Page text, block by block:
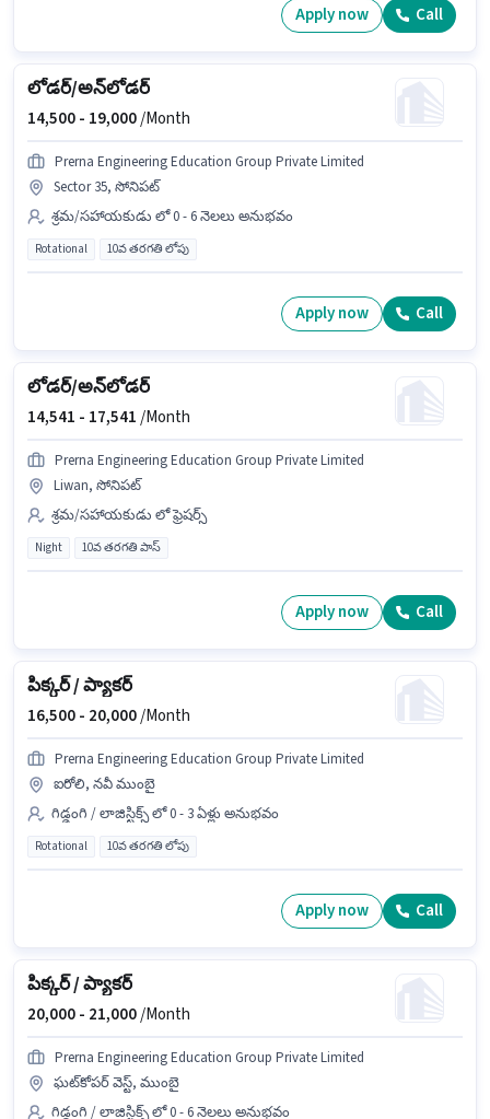
Apply now Call
లోడర్/అన్‌లోడర్
14,500 - 19,000/Month
Prerna Engineering Education Group Private Limited
Sector 35, సోనిపట్
శ్రమ/సహాయకుడు లో 0 - 6 నెలలు అనుభవం
Rotational 10వ తరగతి లోపు
Apply now Call
లోడర్/అన్‌లోడర్
14,541 - 17,541/Month
Prerna Engineering Education Group Private Limited
Liwan, సోనిపట్
శ్రమ/సహాయకుడు లో ఫ్రెషర్స్
Night 10వ తరగతి పాస్
Apply now Call
పిక్కర్ / ప్యాకర్
16,500 - 20,000/Month
Prerna Engineering Education Group Private Limited
ఐరోలి, నవీ ముంబై
గిడ్డంగి / లాజిస్టిక్స్ లో 0 - 3 ఏళ్లు అనుభవం
Rotational 10వ తరగతి లోపు
Apply now Call
పిక్కర్ / ప్యాకర్
20,000 - 21,000/Month
Prerna Engineering Education Group Private Limited
ఘట్‌కోపర్ వెస్ట్, ముంబై
గిడ్డంగి / లాజిస్టిక్స్ లో 0 - 6 నెలలు అనుభవం